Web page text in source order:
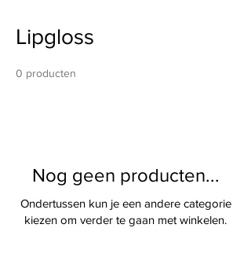
Lipgloss
0 producten
Nog geen producten...
Ondertussen kun je een andere categorie
kiezen om verder te gaan met winkelen.